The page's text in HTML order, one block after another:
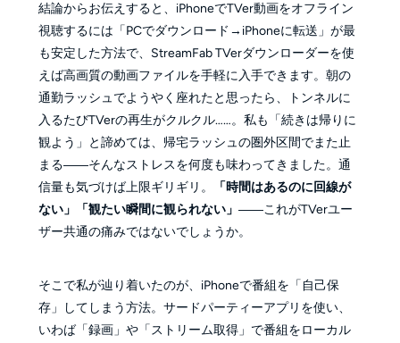
結論からお伝えすると、iPhoneでTVer動画をオフライン
視聴するには「PCでダウンロード→iPhoneに転送」が最
も安定した方法で、StreamFab TVerダウンローダーを使
えば高画質の動画ファイルを手軽に入手できます。朝の
通勤ラッシュでようやく座れたと思ったら、トンネルに
入るたびTVerの再生がクルクル……。私も「続きは帰りに
観よう」と諦めては、帰宅ラッシュの圏外区間でまた止
まる――そんなストレスを何度も味わってきました。通
信量も気づけば上限ギリギリ。
「時間はあるのに回線が
ない」「観たい瞬間に観られない」 ――これがTVerユー
ザー共通の痛みではないでしょうか。
そこで私が辿り着いたのが、iPhoneで番組を「自己保
存」してしまう方法。サードパーティーアプリを使い、
いわば「録画」や「ストリーム取得」で番組をローカル